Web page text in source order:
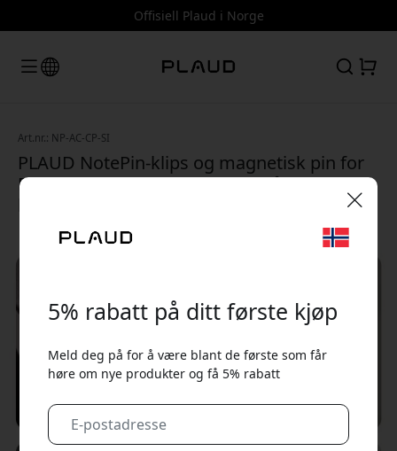
Offisiell Plaud i Norge
Art.nr.: NP-AC-CP-SI
PLAUD NotePin-klips og magnetisk pin for
PLAUD NotePin med to bæremåter for
5% rabatt på ditt første kjøp
Meld deg på for å være blant de første som får
høre om nye produkter og få 5% rabatt
🎉 Din rabattkode:
Bruk denne koden i kassen for å få 5% rabatt.